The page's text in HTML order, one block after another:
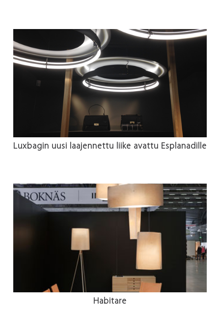
Luxbagin uusi laajennettu liike avattu Esplanadille
Habitare